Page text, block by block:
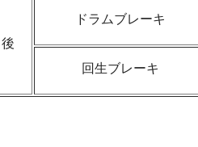
後
ドラムブレーキ
回生ブレーキ